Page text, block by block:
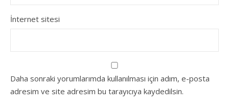
İnternet sitesi
Daha sonraki yorumlarımda kullanılması için adım, e-posta
adresim ve site adresim bu tarayıcıya kaydedilsin.